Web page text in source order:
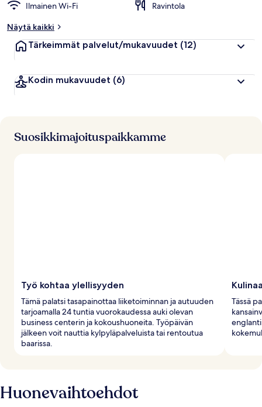
a
r
s
j
a
Ilmainen Wi-Fi
Ravintola
Näytä kaikki
Tärkeimmät palvelut/mukavuudet (12)
Kodin mukavuudet (6)
Suosikkimajoituspaikkamme
Työ kohtaa ylellisyyden
Tämä palatsi tasapainottaa liiketoiminnan ja autuuden
tarjoamalla 24 tuntia vuorokaudessa auki olevan
business centerin ja kokoushuoneita. Työpäivän
jälkeen voit nauttia kylpyläpalveluista tai rentoutua
baarissa.
Tässä
Huonevaihtoehdot